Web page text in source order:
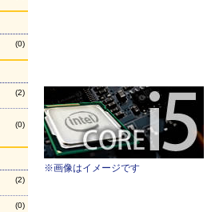
(0)
(2)
(0)
(2)
(0)
※画像はイメージです